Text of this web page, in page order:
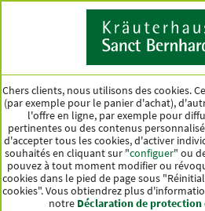
Pays
CATÉGORIES OFFRES
Chers clients, nous utilisons des cookies.
(par exemple pour le panier d'achat),
l'offre en ligne, par exemple pour
pertinentes ou des contenus
d'accepter tous les cookies, d'activer
souhaités en cliquant sur "configuer" ou
pouvez à tout moment modifier ou
cookies dans le pied de page sous
cookies". Vous obtiendrez plus
notre Déclaration de protection